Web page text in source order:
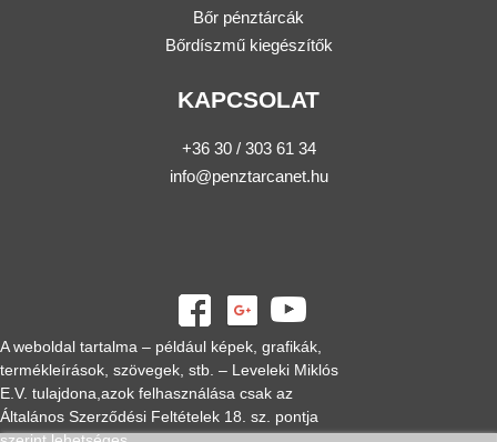
Bőr pénztárcák
Bőrdíszmű kiegészítők
KAPCSOLAT
+36 30 / 303 61 34
info@penztarcanet.hu
A weboldal tartalma – például képek, grafikák,
termékleírások, szövegek, stb. – Leveleki Miklós
E.V. tulajdona,azok felhasználása csak az
Általános Szerződési Feltételek 18. sz. pontja